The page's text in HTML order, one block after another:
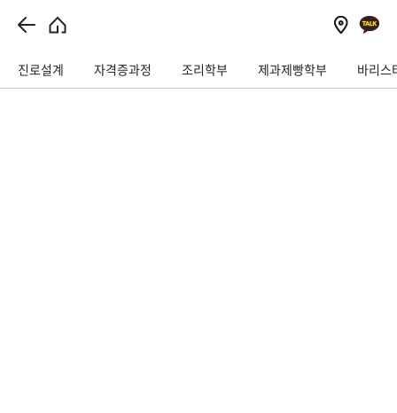
진로설계 자격증과정 조리학부 제과제빵학부 바리스
// 이벤트상담 관련